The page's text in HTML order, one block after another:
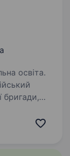
освіта.
бригади,
Наше